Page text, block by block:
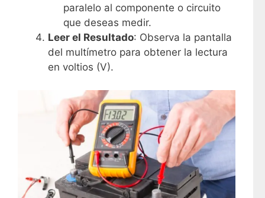
paralelo al componente o circuito
que deseas medir.
Leer el Resultado: Observa la pantalla
del multímetro para obtener la lectura
en voltios (V).